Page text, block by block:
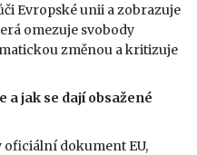
Evropské unii a zobrazuje
omezuje svobody
změnou a kritizuje
a jak se dají obsažené
oficiální dokument EU,